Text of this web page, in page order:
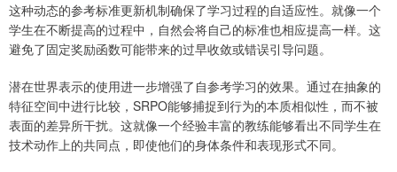
这种动态的参考标准更新机制确保了学习过程的自适应性。就像一个
学生在不断提高的过程中，自然会将自己的标准也相应提高一样。这
避免了固定奖励函数可能带来的过早收敛或错误引导问题。
潜在世界表示的使用进一步增强了自参考学习的效果。通过在抽象的
特征空间中进行比较，SRPO能够捕捉到行为的本质相似性，而不被
表面的差异所干扰。这就像一个经验丰富的教练能够看出不同学生在
技术动作上的共同点，即使他们的身体条件和表现形式不同。